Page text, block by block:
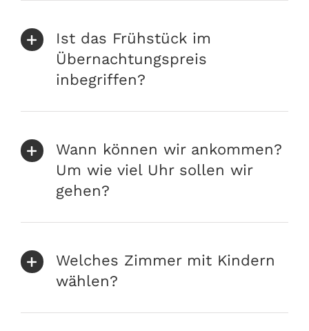
Ist das Frühstück im
Übernachtungspreis
inbegriffen?
Wann können wir ankommen?
Um wie viel Uhr sollen wir
gehen?
Welches Zimmer mit Kindern
wählen?